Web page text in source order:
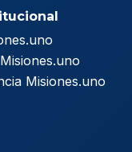
Misiones.uno